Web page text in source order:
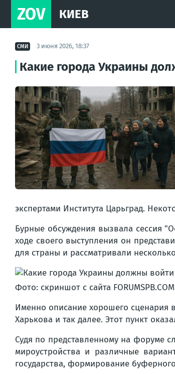
ZOV КИЕВ
СМИ 3 июня 2026, 18:37
Какие города Украины
экспертами Института Царьград.
Бурные обсуждения вызвала сессия
ходе своего выступления он
для страны и рассматривали
Фото: скриншот с сайта FORUMSPB.COM
Именно описание хорошего сценария
Харькова и так далее. Этот пункт
Судя по представленному на форуме
мироустройства и различные
государства, формирование